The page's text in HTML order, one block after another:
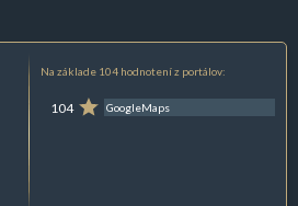
Na základe 104 hodnotení z portálov:
104 GoogleMaps